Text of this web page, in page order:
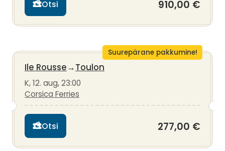
Otsi 910,00 €
Suurepärane pakkumine!
Ile Rousse→Toulon
K, 12. aug, 23:00
Corsica Ferries
Otsi 277,00 €